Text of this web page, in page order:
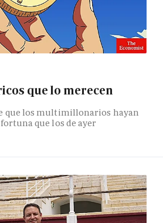
que lo merecen
que los multimillonarios hayan
que los de ayer